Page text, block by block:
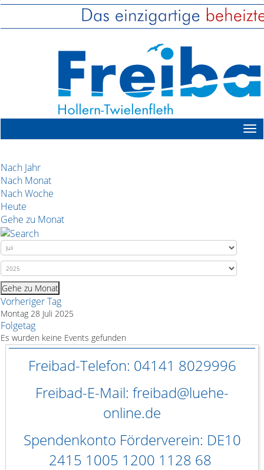
Nach Jahr
Nach Monat
Nach Woche
Heute
Gehe zu Monat
Gehe zu Monat
Vorheriger Tag
Montag 28 Juli 2025
Folgetag
Es wurden keine Events gefunden
Freibad-Telefon: 04141 8029996
Freibad-E-Mail: freibad@luehe-
online.de
Spendenkonto Förderverein: DE10
2415 1005 1200 1128 68